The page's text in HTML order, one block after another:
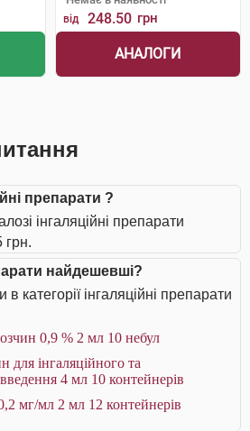
від 248.50 грн
АНАЛОГИ
препарати ?
інгаляційні препарати
грн.
найдешевші?
категорії інгаляційні препарати
0,9 % 2 мл 10 небул
для інгаляційного та
4 мл 10 контейнерів
мг/мл 2 мл 12 контейнерів